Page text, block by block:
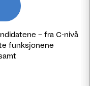
– fra C-nivå
funksjonene